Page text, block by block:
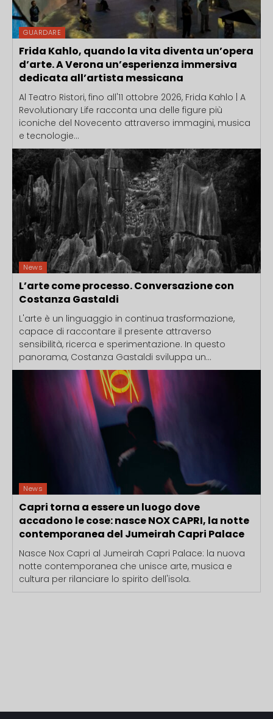
GUARDARE
Frida Kahlo, quando la vita diventa un’opera
d’arte. A Verona un’esperienza immersiva
dedicata all’artista messicana
Al Teatro Ristori, fino all'11 ottobre 2026, Frida Kahlo | A
Revolutionary Life racconta una delle figure più
iconiche del Novecento attraverso immagini, musica
e tecnologie...
News
L’arte come processo. Conversazione con
Costanza Gastaldi
L'arte è un linguaggio in continua trasformazione,
capace di raccontare il presente attraverso
sensibilità, ricerca e sperimentazione. In questo
panorama, Costanza Gastaldi sviluppa un...
News
Capri torna a essere un luogo dove
accadono le cose: nasce NOX CAPRI, la notte
contemporanea del Jumeirah Capri Palace
Nasce Nox Capri al Jumeirah Capri Palace: la nuova
notte contemporanea che unisce arte, musica e
cultura per rilanciare lo spirito dell'isola.